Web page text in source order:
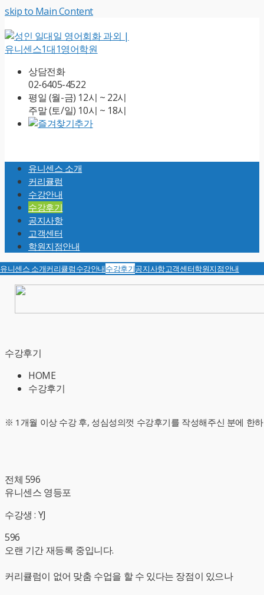
skip to Main Content
상담전화
02-6405-4522
평일 (월-금) 12시 ~ 22시
주말 (토/일) 10시 ~ 18시
Menu유니센스 소개
커리큘럼
수강안내
수강후기
공지사항
고객센터
학원지점안내
유니센스 소개커리큘럼수강안내수강후기공지사항고객센터학원지점안내
수강후기
HOME
수강후기
※ 1개월 이상 수강 후, 성심성의껏 수강후기를 작성해주신 분에 한
전체 596
유니센스 영등포
수강생 : YJ
596
오랜 기간 재등록 중입니다.
커리큘럼이 없어 맞춤 수업을 할 수 있다는 장점이 있으나